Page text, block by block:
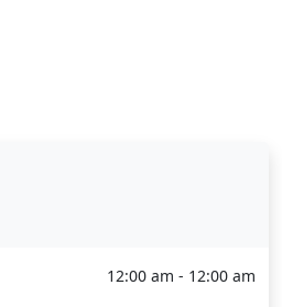
12:00 am - 12:00 am